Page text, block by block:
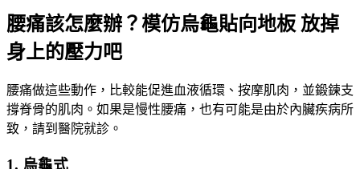
腰痛該怎麼辦？模仿烏龜貼向地板 放掉
身上的壓力吧
腰痛做這些動作，比較能促進血液循環、按摩肌肉，並鍛鍊支
撐脊骨的肌肉。如果是慢性腰痛，也有可能是由於內臟疾病所
致，請到醫院就診。
1. 烏龜式